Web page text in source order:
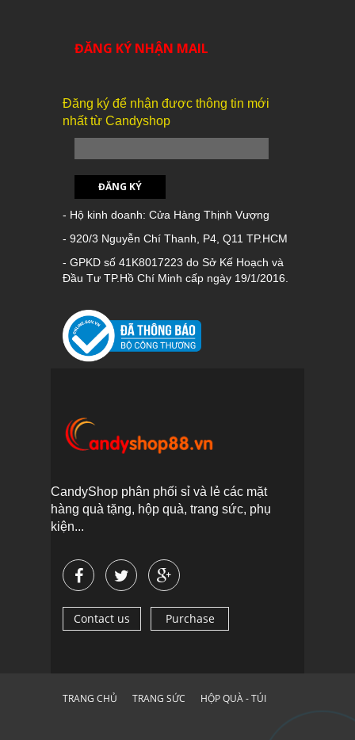
ĐĂNG KÝ NHẬN MAIL
Đăng ký để nhận được thông tin mới
nhất từ Candyshop
ĐĂNG KÝ
- Hộ kinh doanh: Cửa Hàng Thịnh Vượng
- 920/3 Nguyễn Chí Thanh, P4, Q11 TP.HCM
- GPKD số 41K8017223 do Sở Kế Hoạch và
Đầu Tư TP.Hồ Chí Minh cấp ngày 19/1/2016.
CandyShop phân phối sỉ và lẻ các mặt
hàng quà tặng, hộp quà, trang sức, phụ
kiện...
Contact us Purchase
TRANG CHỦ TRANG SỨC HỘP QUÀ - TÚI